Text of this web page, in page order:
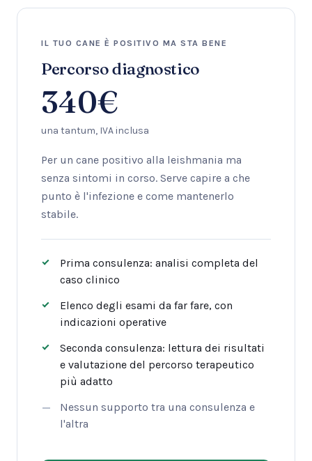
IL TUO CANE È POSITIVO MA STA BENE
Percorso diagnostico
340€
una tantum, IVA inclusa
Per un cane positivo alla leishmania ma
senza sintomi in corso. Serve capire a che
punto è l'infezione e come mantenerlo
stabile.
Prima consulenza: analisi completa del
caso clinico
Elenco degli esami da far fare, con
indicazioni operative
Seconda consulenza: lettura dei risultati
e valutazione del percorso terapeutico
più adatto
Nessun supporto tra una consulenza e
l'altra